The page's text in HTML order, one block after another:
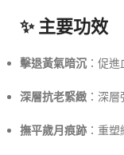
✨ 主要功效
擊退黃氣暗沉 ：促
深層抗老緊緻 ：深
撫平歲月痕跡 ：重